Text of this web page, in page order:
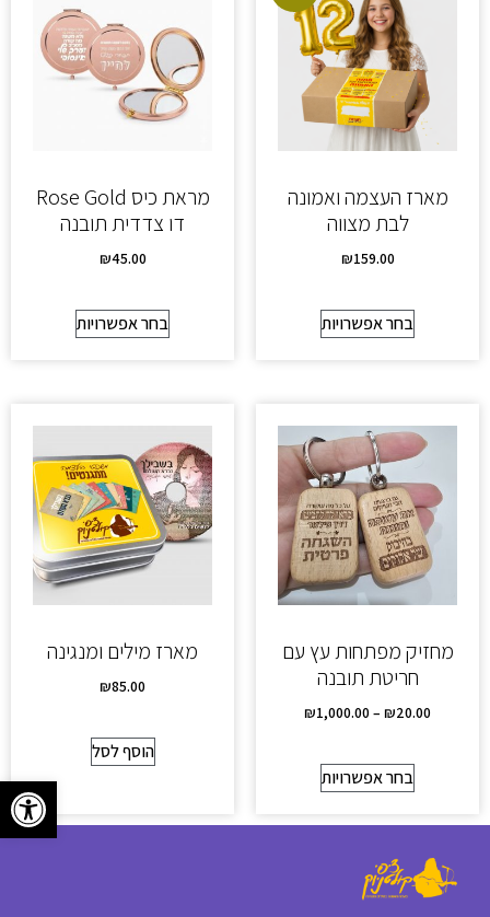
פתח
מארז העצמה ואמונה
לבת מצווה
₪159.00
בחר אפשרויות
מראת כיס Rose Gold
דו צדדית תובנה
₪45.00
בחר אפשרויות
מחזיק מפתחות עץ עם
חריטת תובנה
₪20.00
–
₪1,000.00
בחר אפשרויות
מארז מילים ומנגינה
₪85.00
הוסף לסל